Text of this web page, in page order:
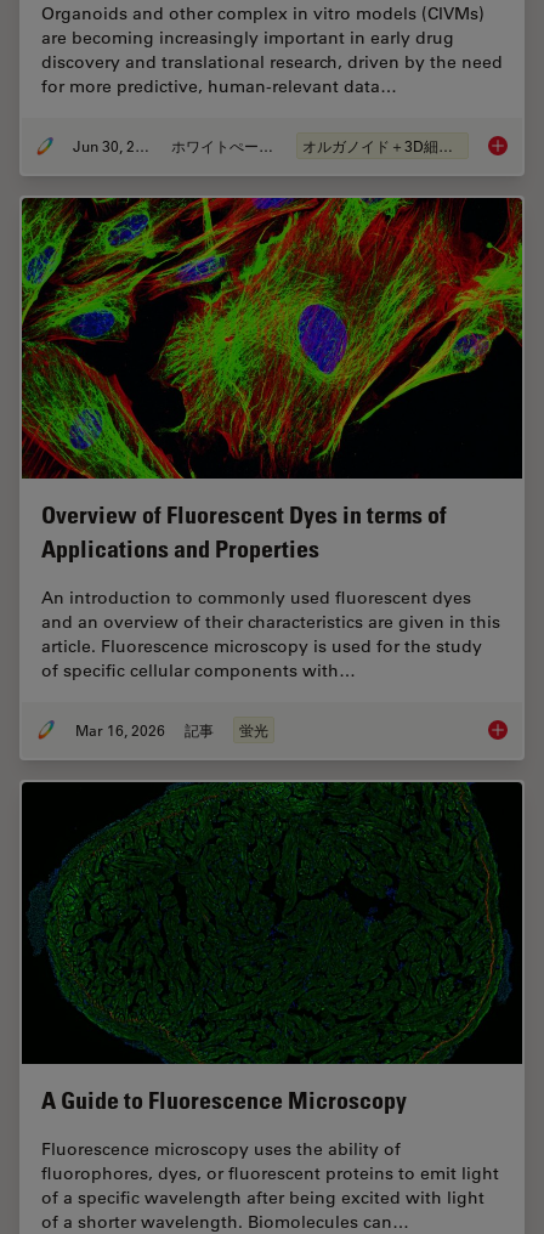
Organoids and other complex in vitro models (CIVMs)
are becoming increasingly important in early drug
discovery and translational research, driven by the need
for more predictive, human-relevant data…
Jun 30, 2026 ホワイトぺーパー オルガノイド＋3D細胞培養
Overview of Fluorescent Dyes in terms of
Applications and Properties
An introduction to commonly used fluorescent dyes
and an overview of their characteristics are given in this
article. Fluorescence microscopy is used for the study
of specific cellular components with…
Mar 16, 2026 記事 蛍光
A Guide to Fluorescence Microscopy
Fluorescence microscopy uses the ability of
fluorophores, dyes, or fluorescent proteins to emit light
of a specific wavelength after being excited with light
of a shorter wavelength. Biomolecules can…